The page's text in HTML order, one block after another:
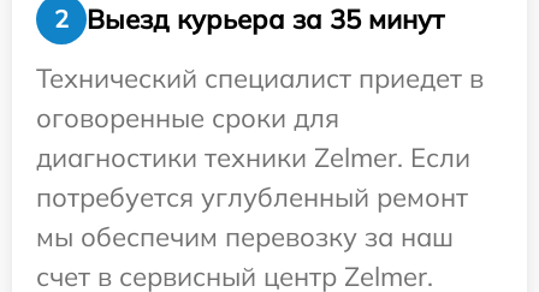
2
Выезд курьера за 35 минут
Технический специалист приедет в
оговоренные сроки для
диагностики техники Zelmer. Если
потребуется углубленный ремонт
мы обеспечим перевозку за наш
счет в сервисный центр Zelmer.